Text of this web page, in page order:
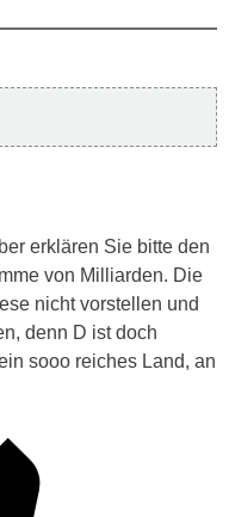
erklären Sie bitte den
von Milliarden. Die
nicht vorstellen und
denn D ist doch
sooo reiches Land, an